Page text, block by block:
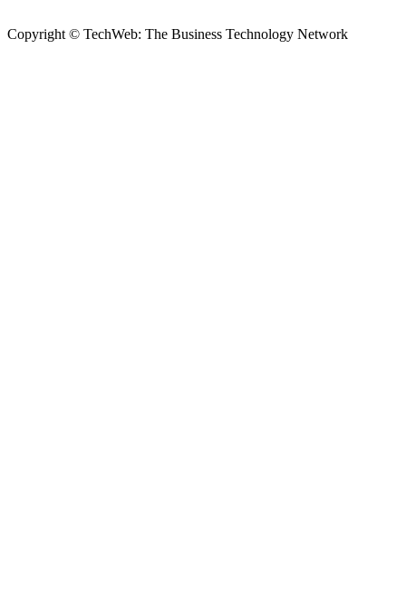
Copyright © TechWeb: The Business Technology Network